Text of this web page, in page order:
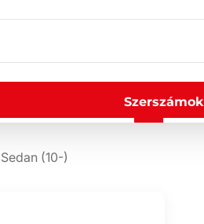
Szerszámok
(10-)